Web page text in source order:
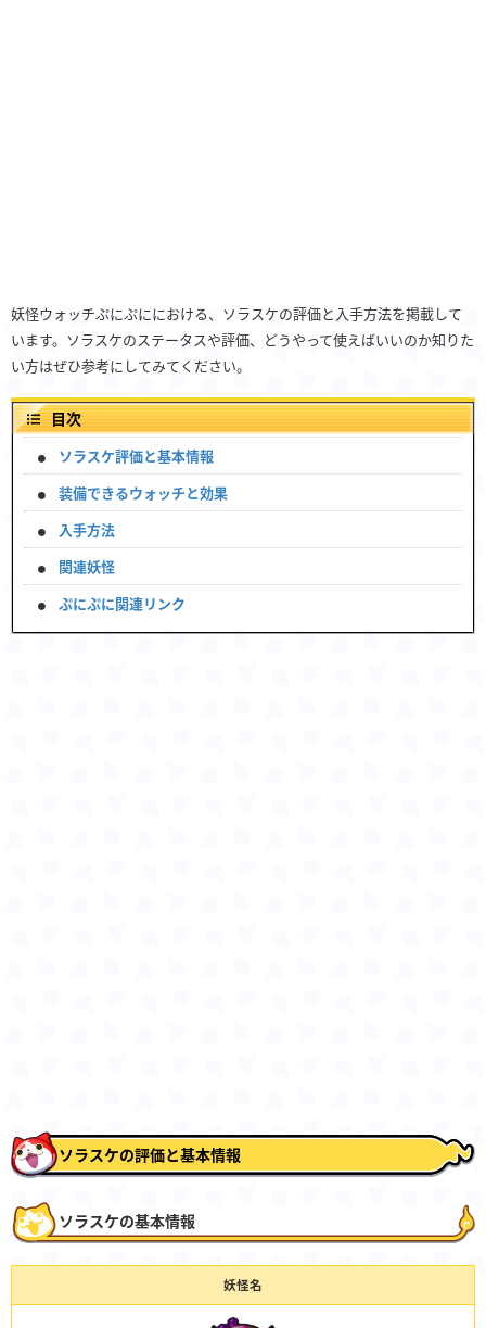
妖怪ウォッチぷにぷににおける、ソラスケの評価と入手方法を掲載して
います。ソラスケのステータスや評価、どうやって使えばいいのか知りた
い方はぜひ参考にしてみてください。
目次
ソラスケ評価と基本情報
装備できるウォッチと効果
入手方法
関連妖怪
ぷにぷに関連リンク
ソラスケの評価と基本情報
ソラスケの基本情報
妖怪名